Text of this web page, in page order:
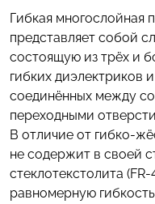
Гибкая многослойная
представляет собой
состоящую из трёх и
гибких диэлектриков
соединённых между
переходными
В отличие от гибко-
не содержит в своей
стеклотекстолита
равномерную